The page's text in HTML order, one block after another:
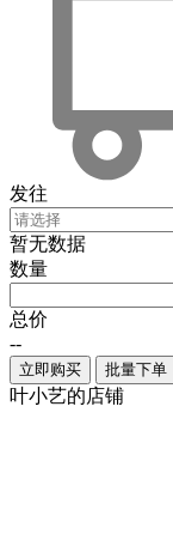
发往
暂无数据
数量
总价
--
立即购买 批量下单
叶小艺的店铺